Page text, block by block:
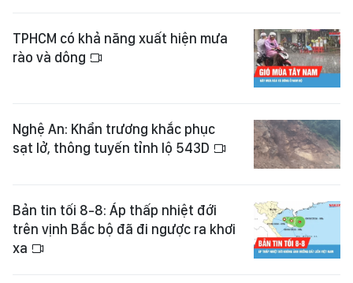
TPHCM có khả năng xuất hiện mưa
rào và dông
Nghệ An: Khẩn trương khắc phục
sạt lở, thông tuyến tỉnh lộ 543D
Bản tin tối 8-8: Áp thấp nhiệt đới
trên vịnh Bắc bộ đã đi ngược ra khơi
xa